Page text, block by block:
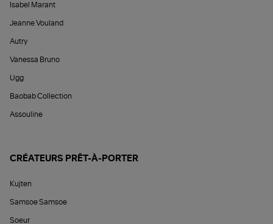
Isabel Marant
Jeanne Vouland
Autry
Vanessa Bruno
Ugg
Baobab Collection
Assouline
CRÉATEURS PRÊT-À-PORTER
Kujten
Samsoe Samsoe
Soeur